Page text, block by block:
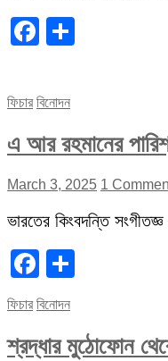
Facebook
ফিচার বিনোদন
এ আর রহমানের
March 3, 2025 1
ভারতের কিংবদন্তি
Facebook
ফিচার বিনোদন
শ্রদ্ধার মুঠোফোন